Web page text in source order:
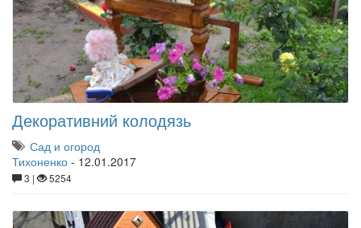
Декоративний колодязь
Сад и огород
Тихоненко - 12.01.2017
3 | 5254